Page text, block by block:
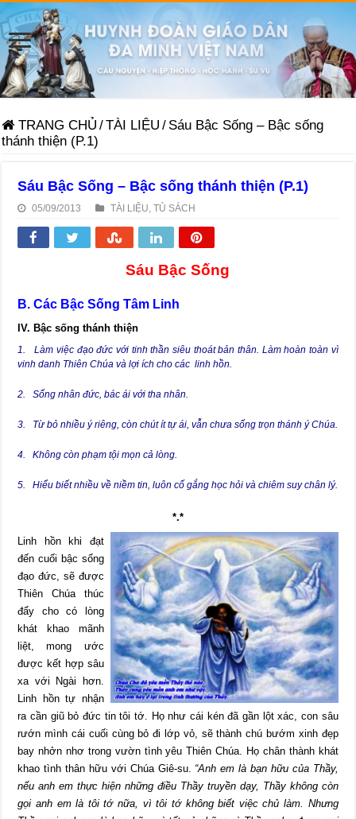
TRANG CHỦ /TÀI LIỆU / Sáu Bậc Sống – Bậc sống
thánh thiện (P.1)
Sáu Bậc Sống – Bậc sống thánh thiện (P.1)
05/09/2013 TÀI LIỆU ,TỦ SÁCH
Sáu Bậc Sống
B. Các Bậc Sống Tâm Linh
IV. Bậc sống thánh thiện
1. Làm việc đạo đức với tinh thần siêu thoát bản thân. Làm hoàn toàn vì
vinh danh Thiên Chúa và lợi ích cho các linh hồn.
2. Sống nhân đức, bác ái với tha nhân.
3. Từ bỏ nhiều ý riêng, còn chút ít tự ái, vẫn chưa sống trọn thánh ý Chúa.
4. Không còn phạm tội mọn cả lòng.
5. Hiểu biết nhiều về niềm tin, luôn cố gắng học hỏi và chiêm suy chân lý.
*.*
Linh hồn khi đạt
đến cuối bậc sống
đạo đức, sẽ được
Thiên Chúa thúc
đẩy cho có lòng
khát khao mãnh
liệt, mong ước
được kết hợp sâu
xa với Ngài hơn.
Linh hồn tự nhận
ra cần giũ bỏ đức tin tôi tớ. Họ như cái kén đã gần lột xác, con sâu
rướn mình cái cuối cùng bỏ đi lớp vỏ, sẽ thành chú bướm xinh đẹp
bay nhởn nhơ trong vườn tình yêu Thiên Chúa. Họ chân thành khát
khao tình thân hữu với Chúa Giê-su. “Anh em là bạn hữu của Thầy,
nếu anh em thực hiện những điều Thầy truyền dạy, Thầy không còn
gọi anh em là tôi tớ nữa, vì tôi tớ không biết việc chủ làm. Nhưng